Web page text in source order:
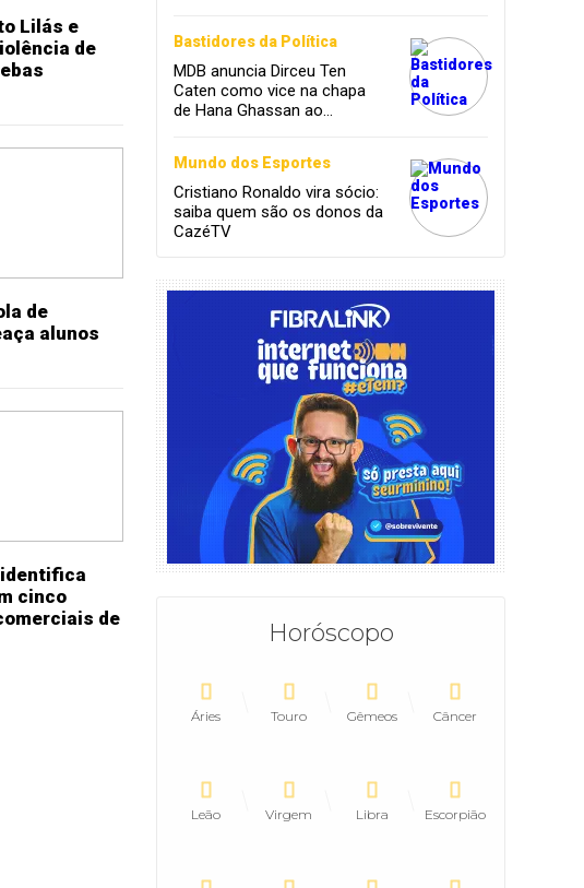
Lilás e
de
de
alunos
cinco
de
Bastidores da Política
MDB anuncia Dirceu Ten
Caten como vice na chapa
de Hana Ghassan ao
Mundo dos Esportes
Cristiano Ronaldo vira sócio:
saiba quem são os donos da
CazéTV
Horóscopo
Áries Touro Gêmeos Câncer
Leão Virgem Libra Escorpião